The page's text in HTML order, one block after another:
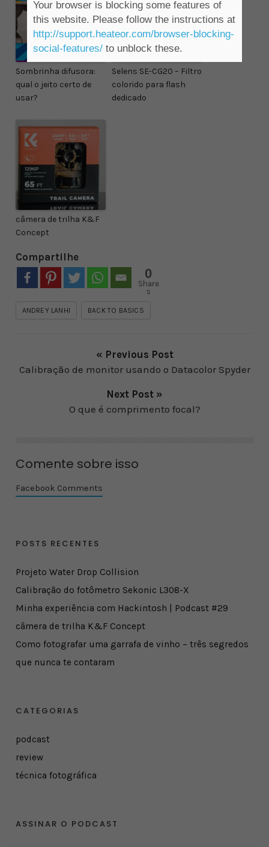
d
i
o
Sombrinha difusora:
qual o jeito certo de
usar?
Selens SE-CG20 – Filtro
colorido para flash
dedicado
câmera de trilha K&F
Concept
Compartilhe
0
Share
s
ANDREY LANHI BACK TO BASICS
« Previous Post
Calibração de monitor usando o Datacolor Spyder
Next Post »
O que é comprimento focal?
Comente sobre isso
Facebook Comments
POSTS RECENTES
Projeto Water Drop Collision
Calibração do fotômetro Sekonic L308-X
Minha experiência com Hackintosh | Podcast #29
câmera de trilha K&F Concept
Como fotografar uma garrafa de vinho – três segredos
que nunca te contaram
CATEGORIAS
podcast
review
técnica fotográfica
ASSINAR O PODCAST
Your browser is blocking some features of
this website. Please follow the instructions at
http://support.heateor.com/browser-blocking-
social-features/to unblock these.